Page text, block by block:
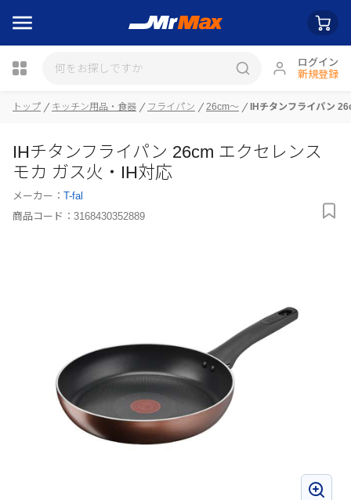
ログイン
新規登録
トップ キッチン用品・食器 フライパン 26cm～ IHチタンフライパン
IHチタンフライパン 26cm エクセレンス
モカ ガス火・IH対応
メーカー： T-fal
商品コード： 3168430352889